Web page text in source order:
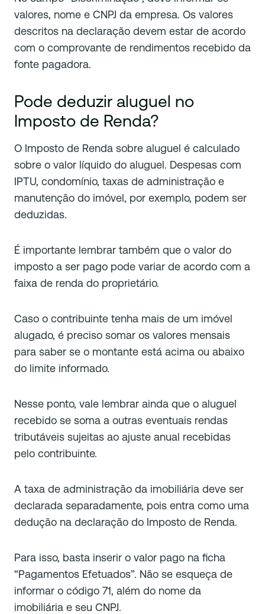
valores, nome e CNPJ da empresa. Os valores
descritos na declaração devem estar de acordo
com o comprovante de rendimentos recebido da
fonte pagadora.
Pode deduzir aluguel no
Imposto de Renda?
O Imposto de Renda sobre aluguel é calculado
sobre o valor líquido do aluguel. Despesas com
IPTU, condomínio, taxas de administração e
manutenção do imóvel, por exemplo, podem ser
deduzidas.
É importante lembrar também que o valor do
imposto a ser pago pode variar de acordo com a
faixa de renda do proprietário.
Caso o contribuinte tenha mais de um imóvel
alugado, é preciso somar os valores mensais
para saber se o montante está acima ou abaixo
do limite informado.
Nesse ponto, vale lembrar ainda que o aluguel
recebido se soma a outras eventuais rendas
tributáveis sujeitas ao ajuste anual recebidas
pelo contribuinte.
A taxa de administração da imobiliária deve ser
declarada separadamente, pois entra como uma
dedução na declaração do Imposto de Renda.
Para isso, basta inserir o valor pago na ficha
“Pagamentos Efetuados”. Não se esqueça de
informar o código 71, além do nome da
imobiliária e seu CNPJ.